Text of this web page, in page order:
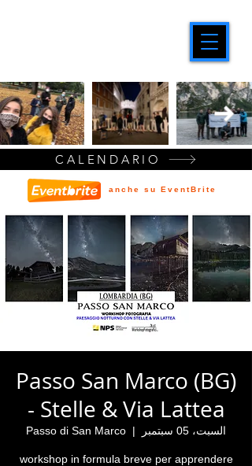
Passo San Marco (BG)
- Stelle & Via Lattea
السبت، 05 سبتمبر
  |
Passo di San Marco
workshop in formula breve per apprendere
CALENDARIO
anche su EventBrite